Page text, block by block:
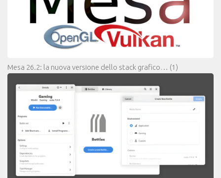
Mesa 26.2: la nuova versione dello stack grafico… (1)